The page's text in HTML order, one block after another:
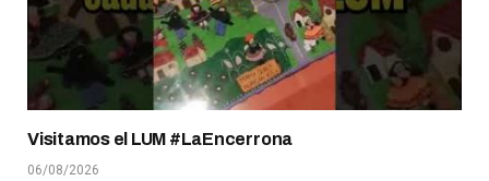
Visitamos el LUM #LaEncerrona
06/08/2026